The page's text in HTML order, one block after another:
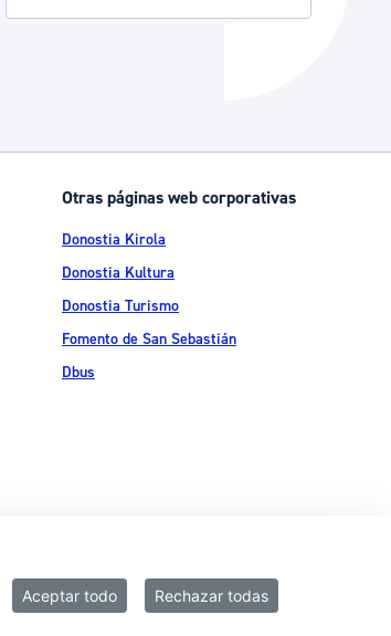
Otras páginas web corporativas
Donostia Kirola
Donostia Kultura
Donostia Turismo
Fomento de San Sebastián
Dbus
Política de cookies Declaración de accesibilidad
Aceptar todo Rechazar todas